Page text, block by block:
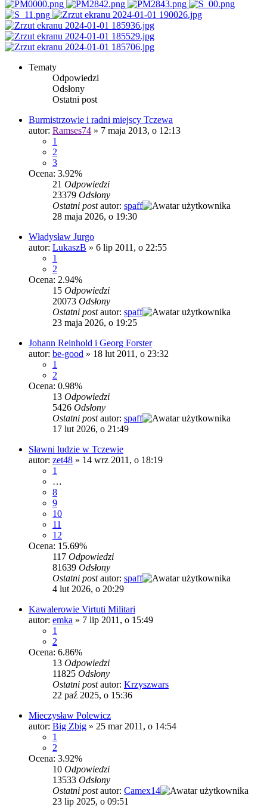
Tematy
Odpowiedzi
Odsłony
Ostatni post
Burmistrzowie i radni miejscy Tczewa
autor: Ramses74 » 7 maja 2013, o 12:13
1
2
3
Ocena: 3.92%
21 Odpowiedzi
23379 Odsłony
Ostatni postautor: spaff
28 maja 2026, o 19:30
Władysław Jurgo
autor: LukaszB » 6 lip 2011, o 22:55
1
2
Ocena: 2.94%
15 Odpowiedzi
20073 Odsłony
Ostatni postautor: spaff
23 maja 2026, o 19:25
Johann Reinhold i Georg Forster
autor: be-good » 18 lut 2011, o 23:32
1
2
Ocena: 0.98%
13 Odpowiedzi
5426 Odsłony
Ostatni postautor: spaff
17 lut 2026, o 21:49
Sławni ludzie w Tczewie
autor: zet48 » 14 wrz 2011, o 18:19
1
…
8
9
10
11
12
Ocena: 15.69%
117 Odpowiedzi
81639 Odsłony
Ostatni postautor: spaff
4 lut 2026, o 20:29
Kawalerowie Virtuti Militari
autor: emka » 7 lip 2011, o 15:49
1
2
Ocena: 6.86%
13 Odpowiedzi
11825 Odsłony
Ostatni postautor: Krzyszwars
22 paź 2025, o 15:36
Mieczysław Polewicz
autor: Big Zbig » 25 mar 2011, o 14:54
1
2
Ocena: 3.92%
10 Odpowiedzi
13533 Odsłony
Ostatni postautor: Camex14
23 lip 2025, o 09:51